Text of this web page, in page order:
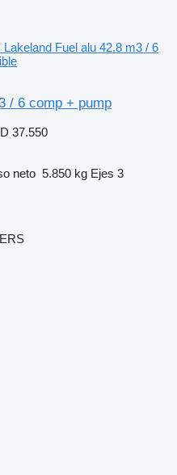
Lakeland Fuel alu 42.8 m3 / 6
/ 6 comp + pump
37.550
neto 5.850 kg Ejes 3